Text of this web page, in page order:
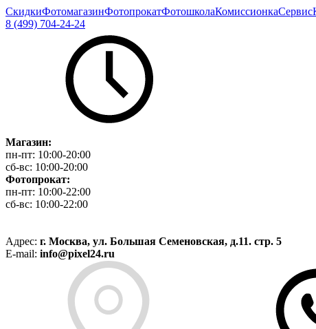
СкидкиФотомагазинФотопрокатФотошколаКомиссионкаСервис
8 (499) 704-24-24
Магазин:
пн-пт: 10:00-20:00
сб-вс: 10:00-20:00
Фотопрокат:
пн-пт: 10:00-22:00
сб-вс: 10:00-22:00
Адрес: г. Москва, ул. Большая Семеновская, д.11. стр. 5
E-mail: info@pixel24.ru